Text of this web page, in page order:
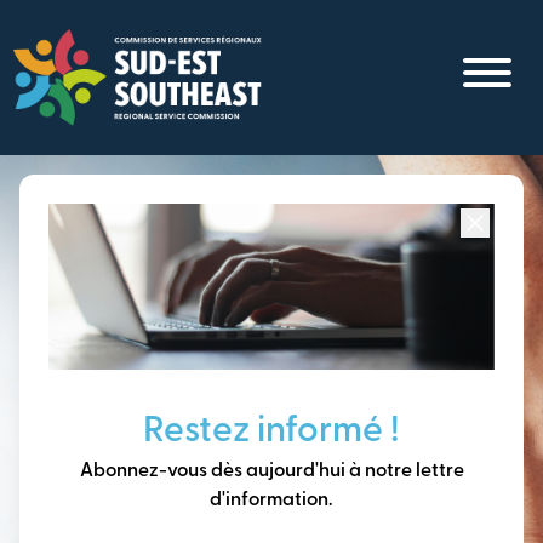
contenu
principal
Restez informé !
Abonnez-vous dès aujourd'hui à notre lettre
d'information.
Concentré sur toutes les communautés du
Nouveau-Brunswick
construire notre avenir